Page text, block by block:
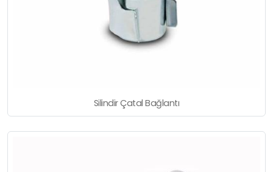
Silindir Çatal Bağlantı